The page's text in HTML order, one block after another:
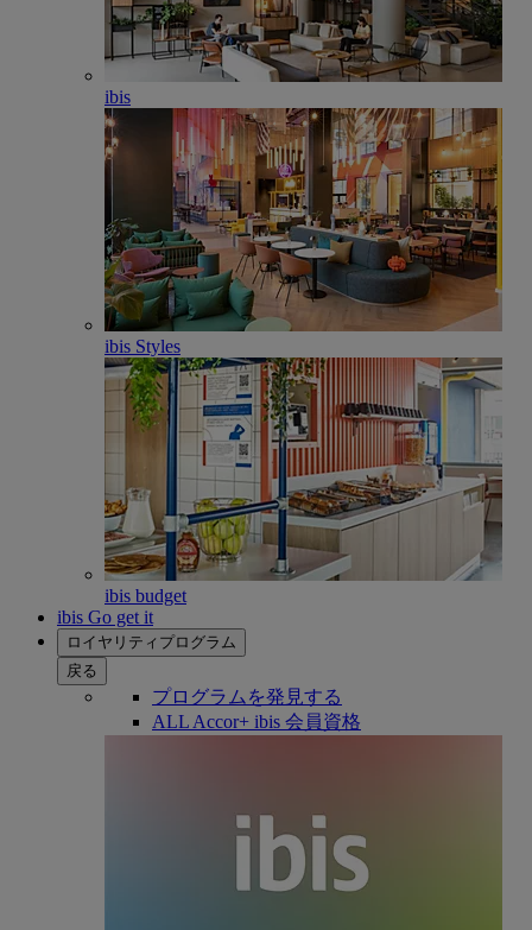
ibis
ibis Styles
ibis budget
ibis Go get it
ロイヤリティプログラム
戻る
プログラムを発見する
ALL Accor+ ibis 会員資格